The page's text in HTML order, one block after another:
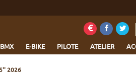
BMX E-BIKE PILOTE ATELIER
Rechercher
un
une
marque...
2026